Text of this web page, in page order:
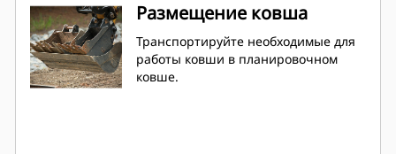
Размещение ковша
Транспортируйте необходимые для
работы ковши в планировочном
ковше.